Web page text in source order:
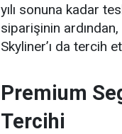
yılı sonuna kadar
siparişinin
Skyliner’ı da tercih
Premium
Tercihi